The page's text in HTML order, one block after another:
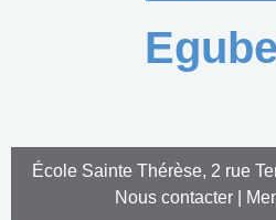
École Sainte Thérèse, 2 rue
Nous contacter